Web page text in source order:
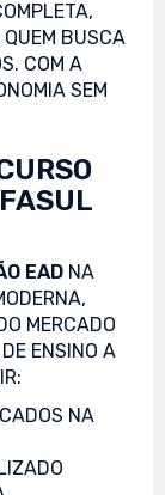
BUSCA
COM A
SEM
EAD NA
MERCADO
ENSINO A
NA